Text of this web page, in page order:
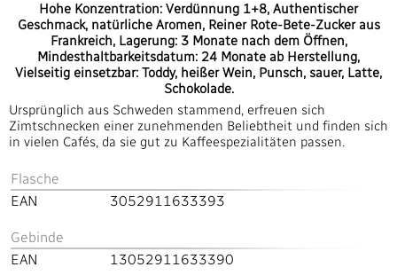
Hohe Konzentration: Verdünnung 1+8, Authentischer
Geschmack, natürliche Aromen, Reiner Rote-Bete-Zucker aus
Frankreich, Lagerung: 3 Monate nach dem Öffnen,
Mindesthaltbarkeitsdatum: 24 Monate ab Herstellung,
Vielseitig einsetzbar: Toddy, heißer Wein, Punsch, sauer, Latte,
Schokolade.
Ursprünglich aus Schweden stammend, erfreuen sich
Zimtschnecken einer zunehmenden Beliebtheit und finden sich
in vielen Cafés, da sie gut zu Kaffeespezialitäten passen.
Flasche
EAN
3052911633393
Gebinde
EAN
13052911633390